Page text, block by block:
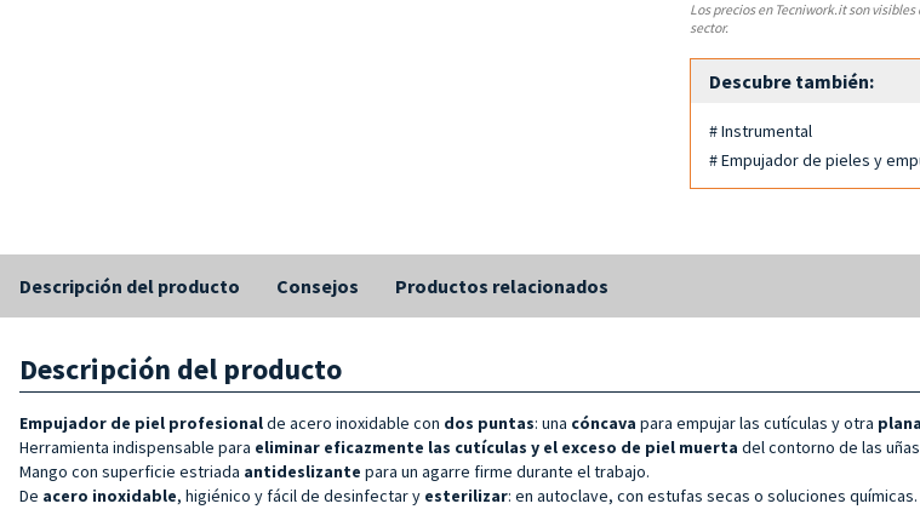
Los precios en Tecniwork.it son
sector.
Descubre también:
# Instrumental
# Empujador de pieles y
Descripción del producto Consejos Productos relacionados
Descripción del producto
Empujador de piel profesionalde acero inoxidable con dos puntas: una cóncava para empujar las cutículas y otra
Herramienta indispensable para eliminar eficazmente las cutículas y el exceso de piel muerta del contorno de las
Mango con superficie estriada antideslizante para un agarre firme durante el trabajo.
De acero inoxidable, higiénico y fácil de desinfectar y esterilizar: en autoclave, con estufas secas o soluciones químicas.